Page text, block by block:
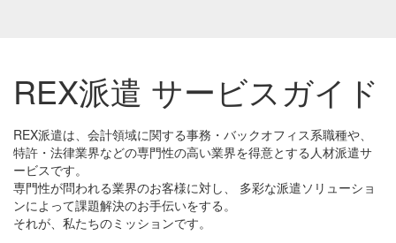
REX派遣 サービスガイド
REX派遣は、会計領域に関する事務・バックオフィス系職種や、
特許・法律業界などの専門性の高い業界を得意とする人材派遣サ
ービスです。
専門性が問われる業界のお客様に対し、 多彩な派遣ソリューショ
ンによって課題解決のお手伝いをする。
それが、私たちのミッションです。